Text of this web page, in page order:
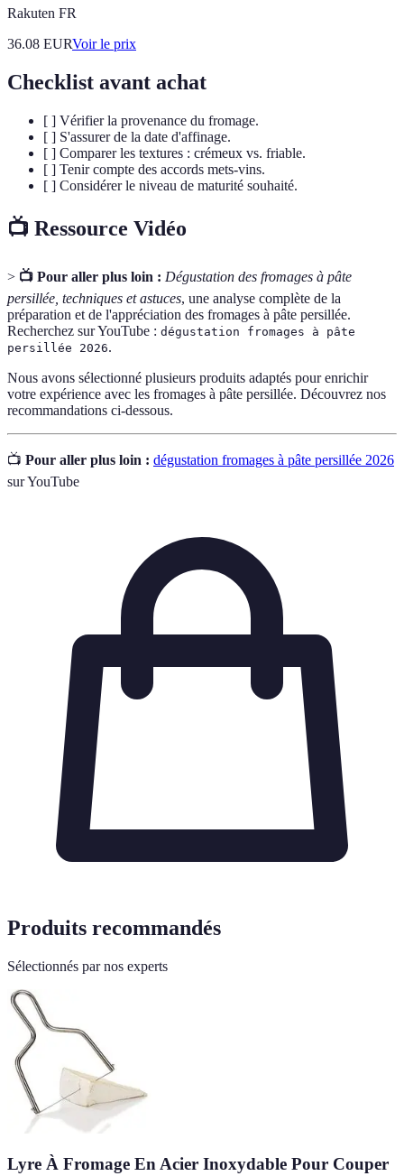
Rakuten FR
36.08 EURVoir le prix
Checklist avant achat
[ ] Vérifier la provenance du fromage.
[ ] S'assurer de la date d'affinage.
[ ] Comparer les textures : crémeux vs. friable.
[ ] Tenir compte des accords mets-vins.
[ ] Considérer le niveau de maturité souhaité.
📺 Ressource Vidéo
> 📺 Pour aller plus loin : Dégustation des fromages à pâte
persillée, techniques et astuces, une analyse complète de la
préparation et de l'appréciation des fromages à pâte persillée.
Recherchez sur YouTube : dégustation fromages à pâte
persillée 2026.
Nous avons sélectionné plusieurs produits adaptés pour enrichir
votre expérience avec les fromages à pâte persillée. Découvrez nos
recommandations ci-dessous.
📺 Pour aller plus loin : dégustation fromages à pâte persillée 2026
sur YouTube
Produits recommandés
Sélectionnés par nos experts
Lyre À Fromage En Acier Inoxydable Pour Couper